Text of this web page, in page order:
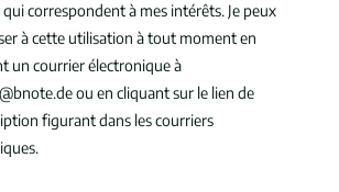
correspondent à mes intérêts. Je peux
à cette utilisation à tout moment en
un courrier électronique à
ou en cliquant sur le lien de
figurant dans les courriers